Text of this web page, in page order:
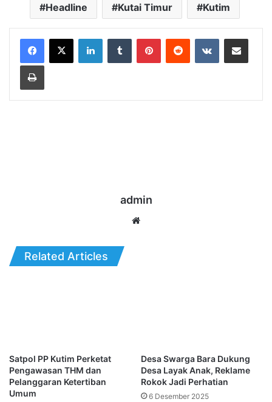
Headline Kutai Timur Kutim
LinkedInTumblr PinterestReddit VKontakteShare via Email
Print
admin
Related Articles
Satpol PP Kutim Perketat
Pengawasan THM dan
Pelanggaran Ketertiban
Umum
Desa Swarga Bara Dukung
Desa Layak Anak, Reklame
Rokok Jadi Perhatian
6 Desember 2025